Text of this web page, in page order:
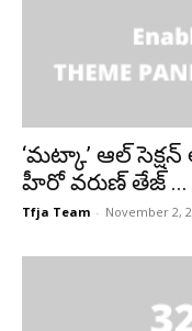
‘మట్కా’ ఆల్
హీరో వరుణ్ తేజ్ ...
Tfja Team - November 2,